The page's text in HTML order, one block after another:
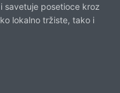
savetuje posetioce kroz
lokalno tržiste, tako i